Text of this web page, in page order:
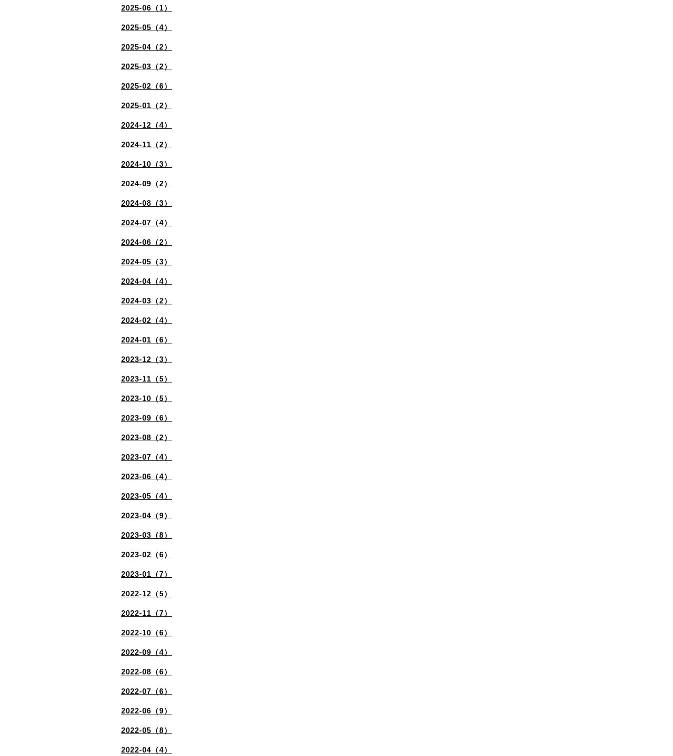
2025-06（1）
2025-05（4）
2025-04（2）
2025-03（2）
2025-02（6）
2025-01（2）
2024-12（4）
2024-11（2）
2024-10（3）
2024-09（2）
2024-08（3）
2024-07（4）
2024-06（2）
2024-05（3）
2024-04（4）
2024-03（2）
2024-02（4）
2024-01（6）
2023-12（3）
2023-11（5）
2023-10（5）
2023-09（6）
2023-08（2）
2023-07（4）
2023-06（4）
2023-05（4）
2023-04（9）
2023-03（8）
2023-02（6）
2023-01（7）
2022-12（5）
2022-11（7）
2022-10（6）
2022-09（4）
2022-08（6）
2022-07（6）
2022-06（9）
2022-05（8）
2022-04（4）